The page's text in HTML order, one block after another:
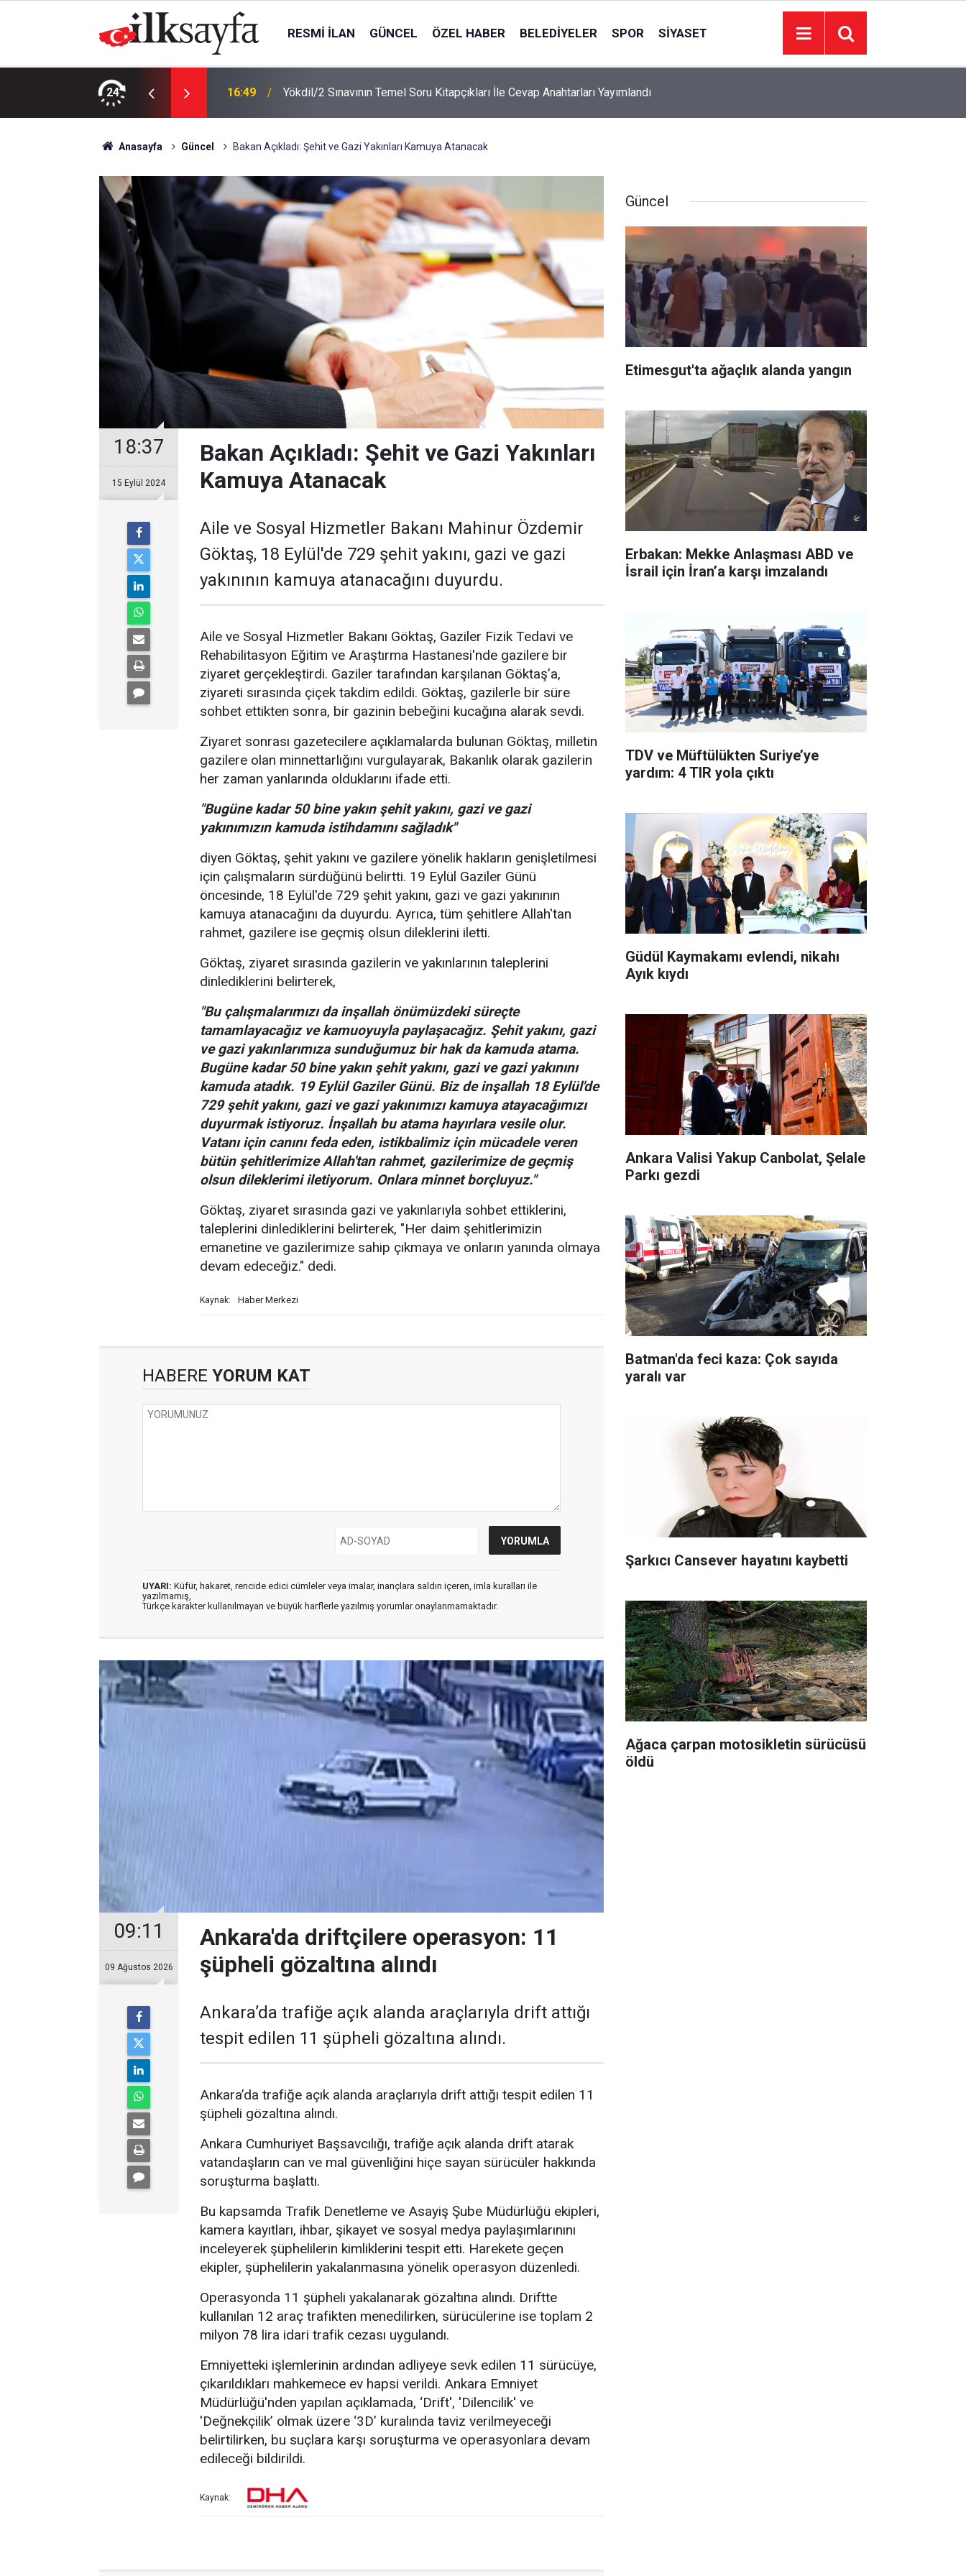
RESMI İLAN GÜNCEL ÖZEL HABER BELEDIYELER SPOR SIYASET
24
Hizmet Binasını yeniliyor 16:49 Yökdil/2 Sınavının Temel Soru Kitapçıkları İle Cevap Anahtarları Yayımlandı
Anasayfa Güncel Bakan Açıkladı: Şehit ve Gazi Yakınları Kamuya Atanacak
18:37
15 Eylül 2024
Bakan Açıkladı: Şehit ve Gazi Yakınları
Kamuya Atanacak
Aile ve Sosyal Hizmetler Bakanı Mahinur Özdemir
Göktaş, 18 Eylül'de 729 şehit yakını, gazi ve gazi
yakınının kamuya atanacağını duyurdu.
Aile ve Sosyal Hizmetler Bakanı Göktaş, Gaziler Fizik Tedavi ve
Rehabilitasyon Eğitim ve Araştırma Hastanesi'nde gazilere bir
ziyaret gerçekleştirdi. Gaziler tarafından karşılanan Göktaş’a,
ziyareti sırasında çiçek takdim edildi. Göktaş, gazilerle bir süre
sohbet ettikten sonra, bir gazinin bebeğini kucağına alarak sevdi.
Ziyaret sonrası gazetecilere açıklamalarda bulunan Göktaş, milletin
gazilere olan minnettarlığını vurgulayarak, Bakanlık olarak gazilerin
her zaman yanlarında olduklarını ifade etti.
"Bugüne kadar 50 bine yakın şehit yakını, gazi ve gazi
yakınımızın kamuda istihdamını sağladık"
diyen Göktaş, şehit yakını ve gazilere yönelik hakların genişletilmesi
için çalışmaların sürdüğünü belirtti. 19 Eylül Gaziler Günü
öncesinde, 18 Eylül'de 729 şehit yakını, gazi ve gazi yakınının
kamuya atanacağını da duyurdu. Ayrıca, tüm şehitlere Allah'tan
rahmet, gazilere ise geçmiş olsun dileklerini iletti.
Göktaş, ziyaret sırasında gazilerin ve yakınlarının taleplerini
dinlediklerini belirterek,
"Bu çalışmalarımızı da inşallah önümüzdeki süreçte
tamamlayacağız ve kamuoyuyla paylaşacağız. Şehit yakını, gazi
ve gazi yakınlarımıza sunduğumuz bir hak da kamuda atama.
Bugüne kadar 50 bine yakın şehit yakını, gazi ve gazi yakınını
kamuda atadık. 19 Eylül Gaziler Günü. Biz de inşallah 18 Eylül'de
729 şehit yakını, gazi ve gazi yakınımızı kamuya atayacağımızı
duyurmak istiyoruz. İnşallah bu atama hayırlara vesile olur.
Vatanı için canını feda eden, istikbalimiz için mücadele veren
bütün şehitlerimize Allah'tan rahmet, gazilerimize de geçmiş
olsun dileklerimi iletiyorum. Onlara minnet borçluyuz."
Göktaş, ziyaret sırasında gazi ve yakınlarıyla sohbet ettiklerini,
taleplerini dinlediklerini belirterek, "Her daim şehitlerimizin
emanetine ve gazilerimize sahip çıkmaya ve onların yanında olmaya
devam edeceğiz." dedi.
Kaynak: Haber Merkezi
HABERE YORUM KAT
UYARI: Küfür, hakaret, rencide edici cümleler veya imalar, inançlara saldırı içeren, imla kuralları ile
yazılmamış,
Türkçe karakter kullanılmayan ve büyük harflerle yazılmış yorumlar onaylanmamaktadır.
09:11
09 Ağustos 2026
Ankara'da driftçilere operasyon: 11
şüpheli gözaltına alındı
Ankara’da trafiğe açık alanda araçlarıyla drift attığı
tespit edilen 11 şüpheli gözaltına alındı.
Ankara’da trafiğe açık alanda araçlarıyla drift attığı tespit edilen 11
şüpheli gözaltına alındı.
Ankara Cumhuriyet Başsavcılığı, trafiğe açık alanda drift atarak
vatandaşların can ve mal güvenliğini hiçe sayan sürücüler hakkında
soruşturma başlattı.
Bu kapsamda Trafik Denetleme ve Asayiş Şube Müdürlüğü ekipleri,
kamera kayıtları, ihbar, şikayet ve sosyal medya paylaşımlarınını
inceleyerek şüphelilerin kimliklerini tespit etti. Harekete geçen
ekipler, şüphelilerin yakalanmasına yönelik operasyon düzenledi.
Operasyonda 11 şüpheli yakalanarak gözaltına alındı. Driftte
kullanılan 12 araç trafikten menedilirken, sürücülerine ise toplam 2
milyon 78 lira idari trafik cezası uygulandı.
Emniyetteki işlemlerinin ardından adliyeye sevk edilen 11 sürücüye,
çıkarıldıkları mahkemece ev hapsi verildi. Ankara Emniyet
Müdürlüğü'nden yapılan açıklamada, ‘Drift', 'Dilencilik' ve
'Değnekçilik’ olmak üzere ‘3D’ kuralında taviz verilmeyeceği
belirtilirken, bu suçlara karşı soruşturma ve operasyonlara devam
edileceği bildirildi.
Kaynak:
Güncel
Etimesgut'ta ağaçlık alanda yangın
Erbakan: Mekke Anlaşması ABD ve
İsrail için İran’a karşı imzalandı
TDV ve Müftülükten Suriye’ye
yardım: 4 TIR yola çıktı
Güdül Kaymakamı evlendi, nikahı
Ayık kıydı
Ankara Valisi Yakup Canbolat, Şelale
Parkı gezdi
Batman'da feci kaza: Çok sayıda
yaralı var
Şarkıcı Cansever hayatını kaybetti
Ağaca çarpan motosikletin sürücüsü
öldü